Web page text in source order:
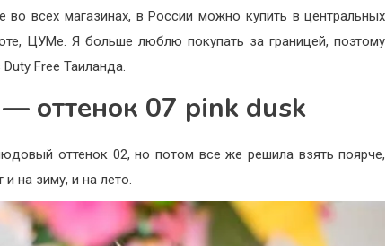
во всех магазинах, в России можно купить в центральных
ЦУМе. Я больше люблю покупать за границей, поэтому
Free Таиланда.
оттенок 07 pink dusk
оттенок 02, но потом все же решила взять поярче,
на зиму, и на лето.